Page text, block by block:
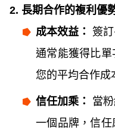
2. 長期合作的複利優
成本效益： 簽
通常能獲得比
您的平均合作成
信任加乘：
當
一個品牌，信